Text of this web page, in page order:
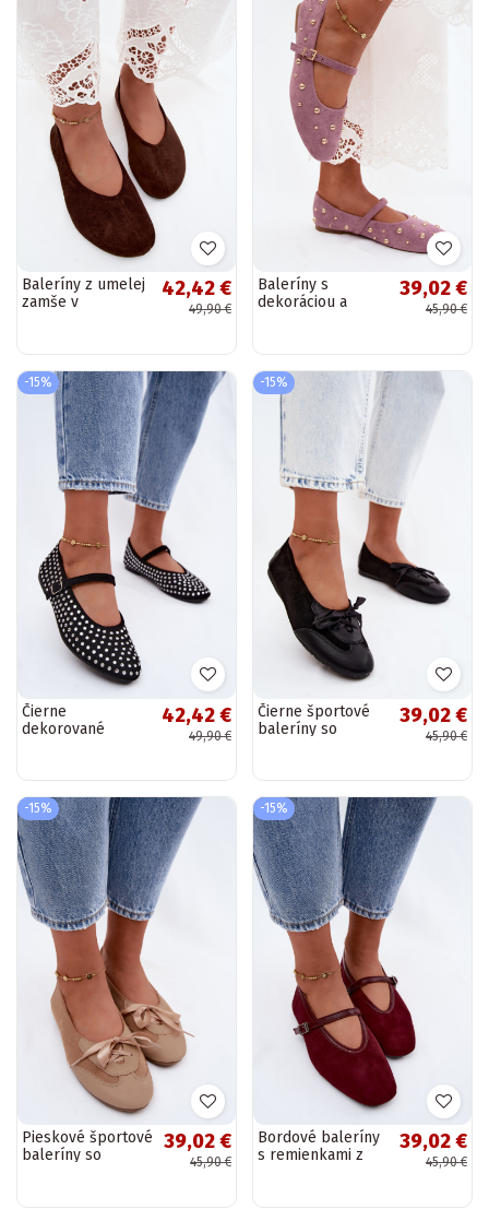
Baleríny z umelej
zamše v
42,42 €
49,90 €
Baleríny s
dekoráciou a
39,02 €
45,90 €
-15%
Čierne
dekorované
42,42 €
49,90 €
-15%
Čierne športové
baleríny so
39,02 €
45,90 €
-15%
Pieskové športové
baleríny so
39,02 €
45,90 €
-15%
Bordové baleríny
s remienkami z
39,02 €
45,90 €